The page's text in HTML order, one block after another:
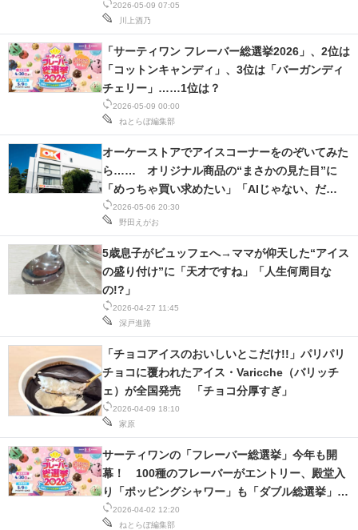
2026-05-09 07:05
川上酒乃
2026-05-09 00:00
ねとらぼ編集部
「サーティワン フレーバー総選挙2026」、2位は
「コットンキャンディ」、3位は「バーガンディ
チェリー」……1位は？
2026-05-06 20:30
野田えがお
オーケーストアでアイスコーナーをのぞいてみた
ら…… オリジナル商品の“まさかの見た目”に
「めっちゃ買い求めたい」「AIじゃない、だ
と…」
2026-04-27 11:45
深戸進路
5歳息子がビュッフェへ→ママが仰天した“アイス
の盛り付け”に「天才ですね」「人生何周目な
の!?」
2026-04-09 18:10
家原
「チョコアイスのおいしいとこだけ!!」パリパリ
チョコに覆われたアイス・Varicche（バリッチ
ェ）が全国発売 「チョコ分厚すぎ」
2026-04-02 12:20
ねとらぼ編集部
サーティワンの「フレーバー総選挙」今年も開
幕！ 100種のフレーバーがエントリー、殿堂入
り「ポッピングシャワー」も「ダブル総選挙」限
定で投票可能